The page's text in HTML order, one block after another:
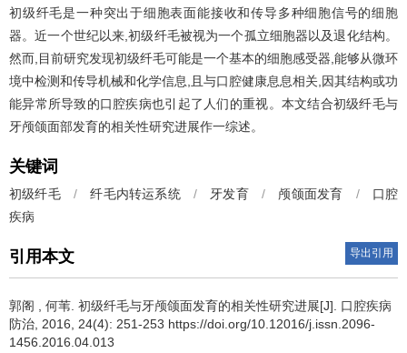
初级纤毛是一种突出于细胞表面能接收和传导多种细胞信号的细胞
器。近一个世纪以来,初级纤毛被视为一个孤立细胞器以及退化结构。
然而,目前研究发现初级纤毛可能是一个基本的细胞感受器,能够从微环
境中检测和传导机械和化学信息,且与口腔健康息息相关,因其结构或功
能异常所导致的口腔疾病也引起了人们的重视。本文结合初级纤毛与
牙颅颌面部发育的相关性研究进展作一综述。
关键词
初级纤毛 / 纤毛内转运系统 / 牙发育 / 颅颌面发育 /
口腔
疾病
引用本文 导出引用
郭阁 何苇 初级纤毛与牙颅颌面发育的相关性研究进展[J]. 口腔疾病
防治, 2016, 24(4): 251-253 https://doi.org/10.12016/j.issn.2096-
1456.2016.04.013